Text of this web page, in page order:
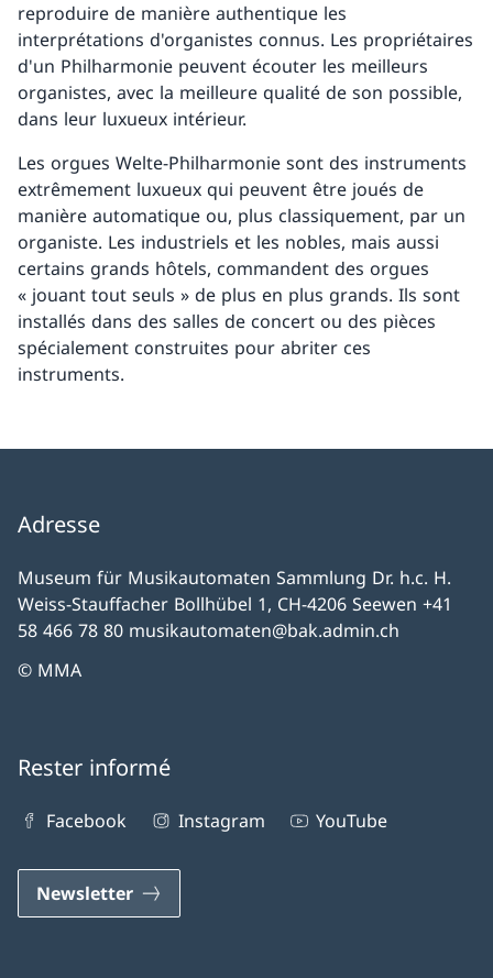
reproduire de manière authentique les
interprétations d'organistes connus. Les propriétaires
d'un Philharmonie peuvent écouter les meilleurs
organistes, avec la meilleure qualité de son possible,
dans leur luxueux intérieur.
Les orgues Welte-Philharmonie sont des instruments
extrêmement luxueux qui peuvent être joués de
manière automatique ou, plus classiquement, par un
organiste. Les industriels et les nobles, mais aussi
certains grands hôtels, commandent des orgues
« jouant tout seuls » de plus en plus grands. Ils sont
installés dans des salles de concert ou des pièces
spécialement construites pour abriter ces
instruments.
Adresse
Museum für Musikautomaten Sammlung Dr. h.c. H.
Weiss-Stauffacher Bollhübel 1, CH-4206 Seewen +41
58 466 78 80 musikautomaten@bak.admin.ch
© MMA
Rester informé
Facebook Instagram YouTube
Newsletter